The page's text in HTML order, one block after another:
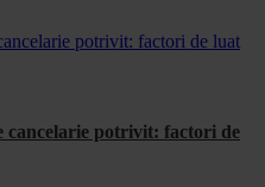
potrivit: factori de luat
cancelarie potrivit: factori de